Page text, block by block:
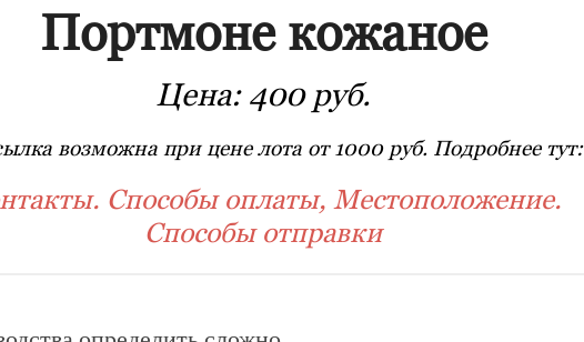
Портмоне кожаное
Цена: 400 руб.
возможна при цене лота от 1000 руб. Подробнее тут:
Способы оплаты, Местоположение.
Способы отправки